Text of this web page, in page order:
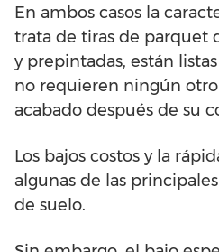
En ambos casos la
trata de tiras de parquet
y prepintadas, están
no requieren ningún
acabado después de su
Los bajos costos y la
algunas de las
de suelo.